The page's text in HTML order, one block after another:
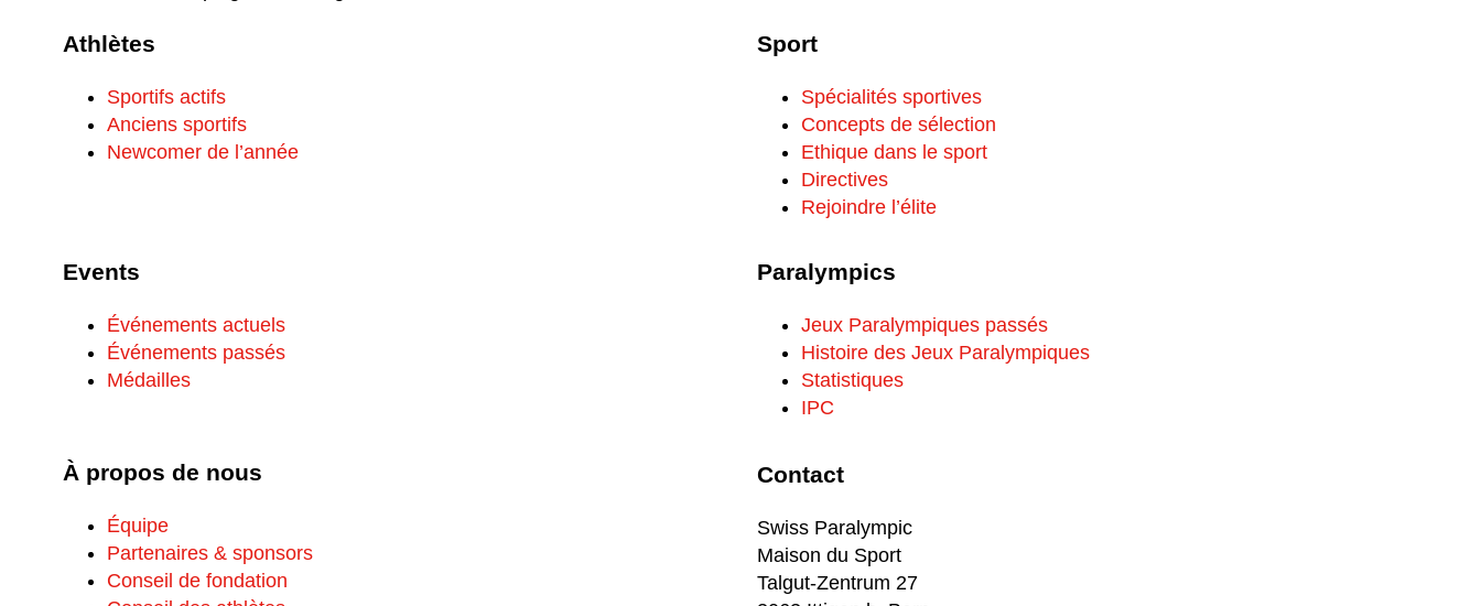
Athlètes
Sportifs actifs
Anciens sportifs
Newcomer de l’année
Sport
Spécialités sportives
Concepts de sélection
Ethique dans le sport
Directives
Rejoindre l’élite
Events
Événements actuels
Événements passés
Médailles
Paralympics
Jeux Paralympiques passés
Histoire des Jeux Paralympiques
Statistiques
IPC
À propos de nous
Équipe
Partenaires & sponsors
Conseil de fondation
Contact
Swiss Paralympic
Maison du Sport
Talgut-Zentrum 27